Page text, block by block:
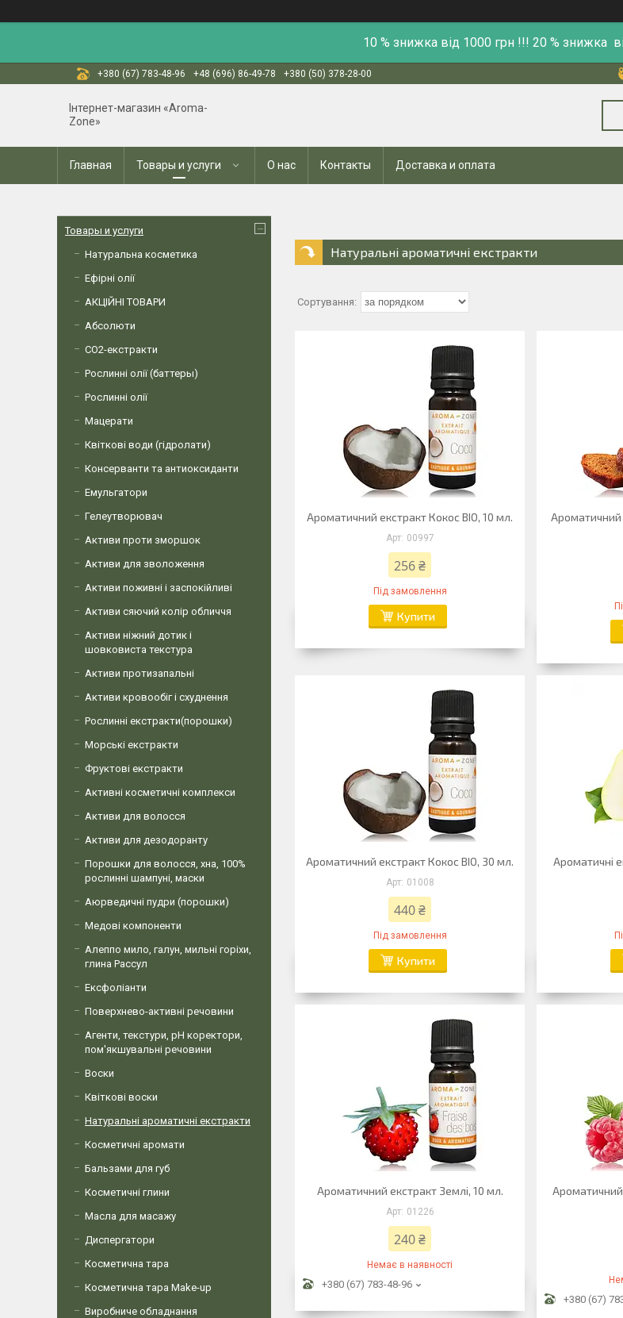
10 % знижка від 1000 грн !!! 20 % знижка
+380 (67) 783-48-96 +48 (696) 86-49-78 +380 (50) 378-28-00
Інтернет-магазин «Aroma-
Zone»
Главная Товары и услуги О нас Контакты Доставка и оплата
Натуральні ароматичні екстракти
Ароматичний екстракт Кокос BIO, 10 мл.
00997
256 ₴
Під замовлення
Купити
Ароматичний
Ароматичний екстракт Кокос BIO, 30 мл.
01008
440 ₴
Під замовлення
Купити
Ароматичні
Ароматичний екстракт Землі, 10 мл.
01226
240 ₴
Немає в наявності
+380 (67) 783-48-96
Ароматичний
+380 (67)
Товары и услуги
Натуральна косметика
Ефірні олії
АКЦІЙНІ ТОВАРИ
Абсолюти
СО2-екстракти
Рослинні олії (баттеры)
Рослинні олії
Мацерати
Квіткові води (гідролати)
Консерванти та антиоксиданти
Емульгатори
Гелеутворювач
Активи проти зморшок
Активи для зволоження
Активи поживні і заспокійливі
Активи сяючий колір обличчя
Активи ніжний дотик і
шовковиста текстура
Активи протизапальні
Активи кровообіг і схуднення
Рослинні екстракти(порошки)
Морські екстракти
Фруктові екстракти
Активні косметичні комплекси
Активи для волосся
Активи для дезодоранту
Порошки для волосся, хна, 100%
рослинні шампуні, маски
Аюрведичні пудри (порошки)
Медові компоненти
Алеппо мило, галун, мильні горіхи,
глина Рассул
Ексфоліанти
Поверхнево-активні речовини
Агенти, текстури, рН коректори,
пом'якшувальні речовини
Воски
Квіткові воски
Натуральні ароматичні екстракти
Косметичні аромати
Бальзами для губ
Косметичні глини
Масла для масажу
Диспергатори
Косметична тара
Косметична тара Make-up
Виробниче обладнання